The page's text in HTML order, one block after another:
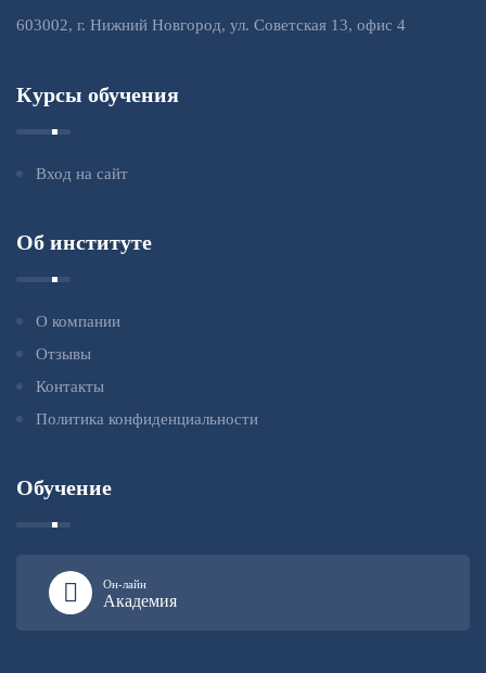
603002, г. Нижний Новгород, ул. Советская 13, офис 4
Курсы обучения
Вход на сайт
Об институте
О компании
Отзывы
Контакты
Политика конфиденциальности
Обучение
Он-лайн
Академия